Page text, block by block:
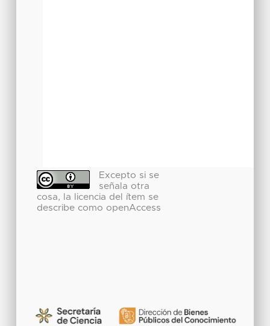
Excepto si se
señala otra
cosa, la licencia del ítem se
describe como openAccess